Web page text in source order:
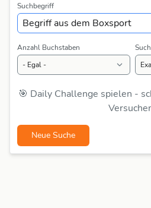
Suchbegriff
Anzahl Buchstaben
🎯 Daily Challenge spielen -
Neue Suche